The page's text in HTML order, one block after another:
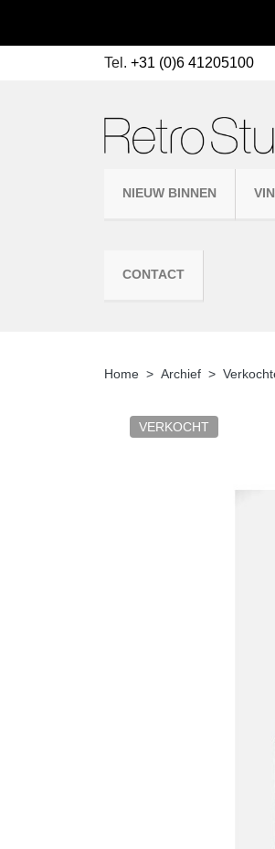
Tel. +31 (0)6 41205100
NIEUW BINNEN
CONTACT
Home Archief
VERKOCHT